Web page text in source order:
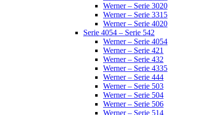
Werner – Serie 3020
Werner – Serie 3315
Werner – Serie 4020
Serie 4054 – Serie 542
Werner – Serie 4054
Werner – Serie 421
Werner – Serie 432
Werner – Serie 4335
Werner – Serie 444
Werner – Serie 503
Werner – Serie 504
Werner – Serie 506
Werner – Serie 514